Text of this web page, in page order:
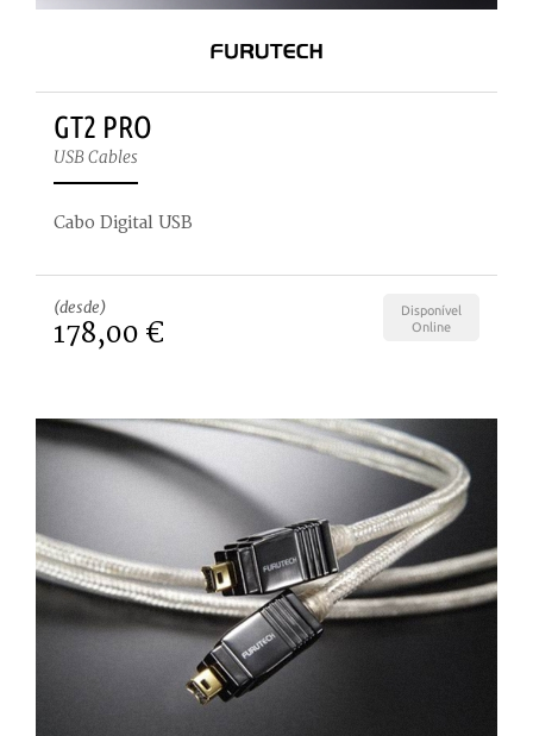
GT2 PRO
USB Cables
Cabo Digital USB
(desde)
178,00 €
Disponível
Online